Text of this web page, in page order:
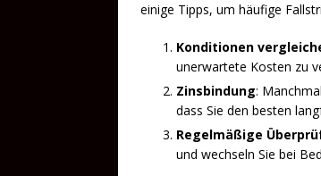
einige Tipps, um häufige
Konditionen
unerwartete Kosten zu
Zinsbindung:
dass Sie den besten
Regelmäßige
und wechseln Sie bei